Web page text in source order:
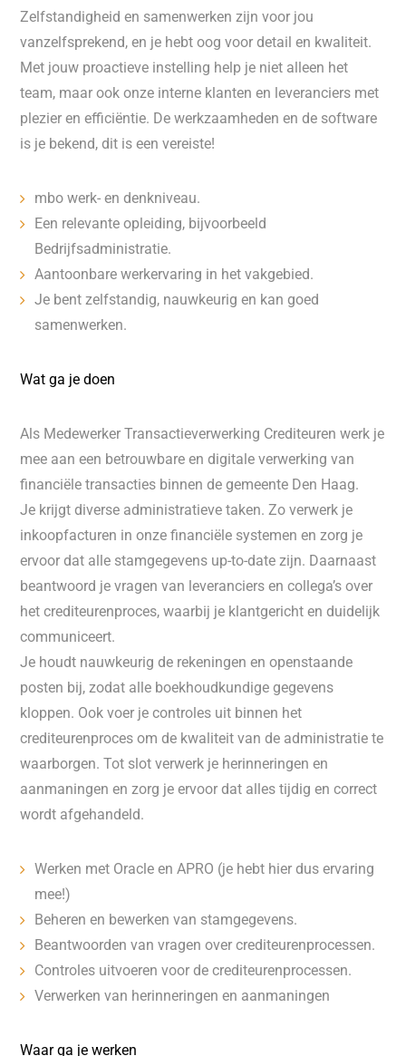
Zelfstandigheid en samenwerken zijn voor jou
vanzelfsprekend, en je hebt oog voor detail en kwaliteit.
Met jouw proactieve instelling help je niet alleen het
team, maar ook onze interne klanten en leveranciers met
plezier en efficiëntie. De werkzaamheden en de software
is je bekend, dit is een vereiste!
mbo werk- en denkniveau.
Een relevante opleiding, bijvoorbeeld
Bedrijfsadministratie.
Aantoonbare werkervaring in het vakgebied.
Je bent zelfstandig, nauwkeurig en kan goed
samenwerken.
Wat ga je doen
Als Medewerker Transactieverwerking Crediteuren werk je
mee aan een betrouwbare en digitale verwerking van
financiële transacties binnen de gemeente Den Haag.
Je krijgt diverse administratieve taken. Zo verwerk je
inkoopfacturen in onze financiële systemen en zorg je
ervoor dat alle stamgegevens up-to-date zijn. Daarnaast
beantwoord je vragen van leveranciers en collega’s over
het crediteurenproces, waarbij je klantgericht en duidelijk
communiceert.
Je houdt nauwkeurig de rekeningen en openstaande
posten bij, zodat alle boekhoudkundige gegevens
kloppen. Ook voer je controles uit binnen het
crediteurenproces om de kwaliteit van de administratie te
waarborgen. Tot slot verwerk je herinneringen en
aanmaningen en zorg je ervoor dat alles tijdig en correct
wordt afgehandeld.
Werken met Oracle en APRO (je hebt hier dus ervaring
mee!)
Beheren en bewerken van stamgegevens.
Beantwoorden van vragen over crediteurenprocessen.
Controles uitvoeren voor de crediteurenprocessen.
Verwerken van herinneringen en aanmaningen
Waar ga je werken